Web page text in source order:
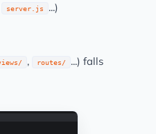
server.js ...)
, routes/
...) falls